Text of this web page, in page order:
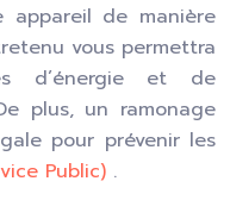
appareil de manière
vous permettra
d’énergie et de
plus, un ramonage
pour prévenir les
Public) .